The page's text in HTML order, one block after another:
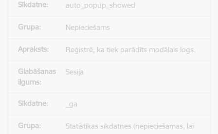
auto_popup_showed
Nepieciešams
Reģistrē, ka tiek parādīts modālais logs.
Sesija
_ga
Statistikas sīkdatnes (nepieciešamas, lai